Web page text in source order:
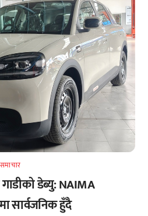
समाचार
गाडीको डेब्यु: NAIMA
सार्वजनिक हुँदै